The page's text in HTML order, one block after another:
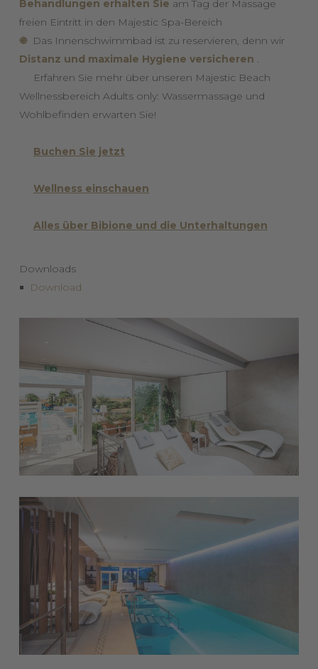
Behandlungen erhalten Sie am Tag der Massage
freien Eintritt in den Majestic Spa-Bereich
֍ Das Innenschwimmbad ist zu reservieren, denn wir
Distanz und maximale Hygiene versicheren .
Erfahren Sie mehr über unseren Majestic Beach
Wellnessbereich Adults only: Wassermassage und
Wohlbefinden erwarten Sie!
Buchen Sie jetzt
Wellness einschauen
Alles über Bibione und die Unterhaltungen
Downloads
Download